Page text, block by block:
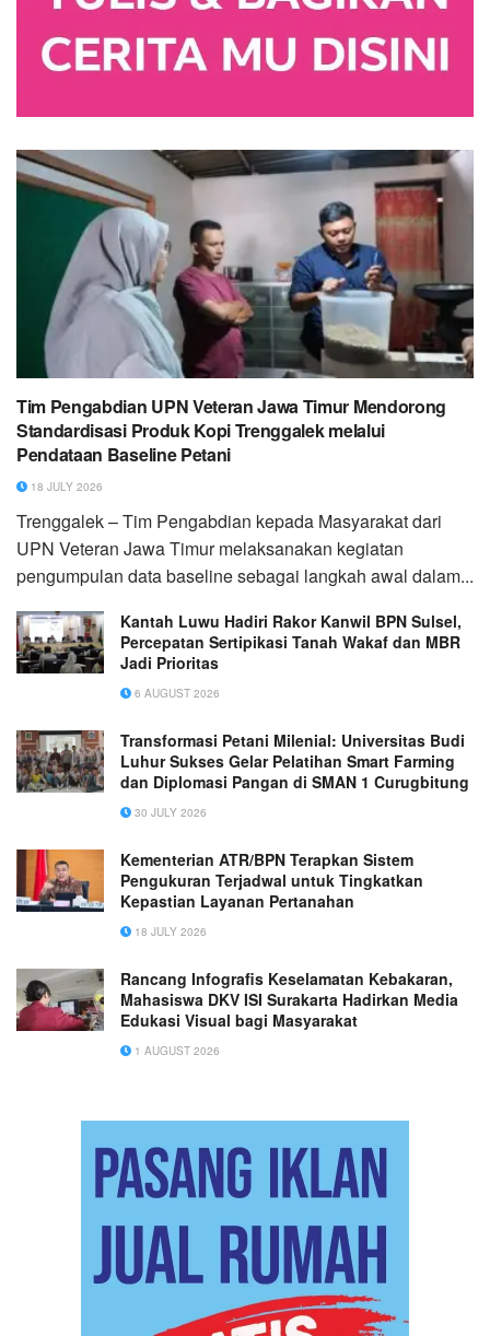
Tim Pengabdian UPN Veteran Jawa Timur Mendorong
Standardisasi Produk Kopi Trenggalek melalui
Pendataan Baseline Petani
18 JULY 2026
Trenggalek – Tim Pengabdian kepada Masyarakat dari
UPN Veteran Jawa Timur melaksanakan kegiatan
pengumpulan data baseline sebagai langkah awal dalam...
Kantah Luwu Hadiri Rakor Kanwil BPN Sulsel,
Percepatan Sertipikasi Tanah Wakaf dan MBR
Jadi Prioritas
6 AUGUST 2026
Transformasi Petani Milenial: Universitas Budi
Luhur Sukses Gelar Pelatihan Smart Farming
dan Diplomasi Pangan di SMAN 1 Curugbitung
30 JULY 2026
Kementerian ATR/BPN Terapkan Sistem
Pengukuran Terjadwal untuk Tingkatkan
Kepastian Layanan Pertanahan
18 JULY 2026
Rancang Infografis Keselamatan Kebakaran,
Mahasiswa DKV ISI Surakarta Hadirkan Media
Edukasi Visual bagi Masyarakat
1 AUGUST 2026